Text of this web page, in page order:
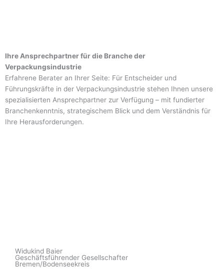
Ihre Ansprechpartner für die Branche der
Verpackungsindustrie
Erfahrene Berater an Ihrer Seite: Für Entscheider und
Führungskräfte in der Verpackungsindustrie stehen Ihnen unsere
spezialisierten Ansprechpartner zur Verfügung – mit fundierter
Branchenkenntnis, strategischem Blick und dem Verständnis für
Ihre Herausforderungen.
Widukind Baier
Geschäftsführender Gesellschafter
Bremen/Bodenseekreis